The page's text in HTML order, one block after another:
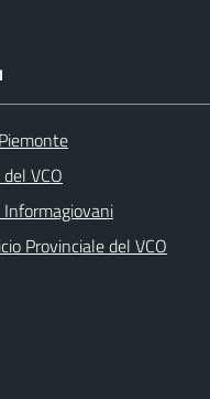
VCO
Provinciale del VCO